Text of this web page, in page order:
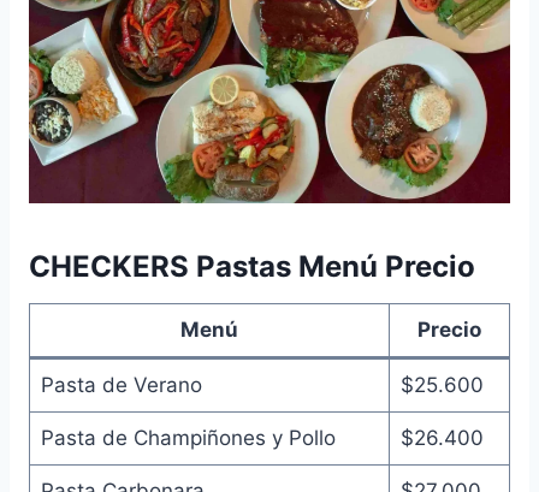
CHECKERS Pastas Menú Precio
Menú Precio
Pasta de Verano $25.600
Pasta de Champiñones y Pollo $26.400